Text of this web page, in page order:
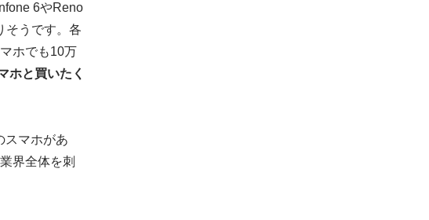
6やReno
そうです。各
ホでも10万
ホと買いたく
スマホがあ
界全体を刺